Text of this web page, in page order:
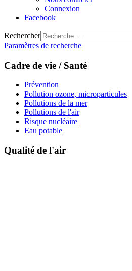
Connexion
Facebook
Rechercher
Paramètres de recherche
Cadre de vie / Santé
Prévention
Pollution ozone, microparticules
Pollutions de la mer
Pollutions de l'air
Risque nucléaire
Eau potable
Qualité de l'air